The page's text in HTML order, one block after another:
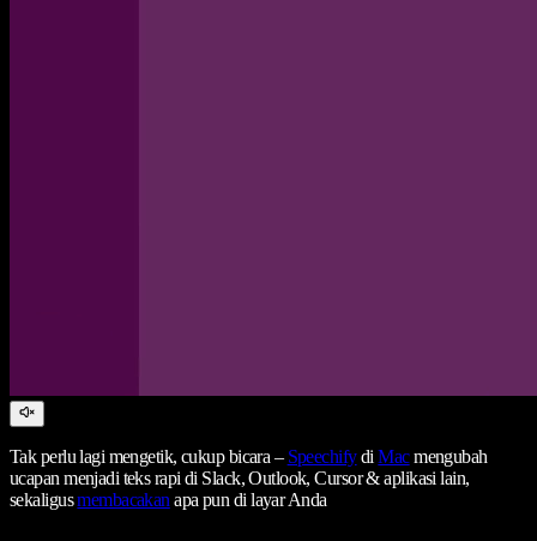
Tak perlu lagi mengetik, cukup bicara – SpeechifydiMacmengubah
ucapan menjadi teks rapi di Slack, Outlook, Cursor & aplikasi lain,
sekaligusmembacakan apa pun di layar Anda